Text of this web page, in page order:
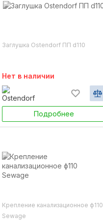
Заглушка Ostendorf ПП d110
Нет в наличии
Подробнее
Крепление канализационное ф110
Sewage